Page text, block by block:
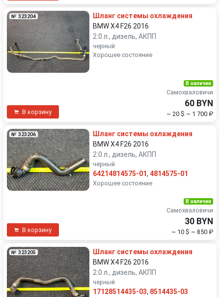
№ 323204
Шланг системы охлаждения
BMW X4 F26 2016
2.0 л., дизель, АКПП
черный
Хорошее состояние
В корзину
В наличии
Самохваловичи
60 BYN
~ 20 $ ~ 1 700 ₽
№ 323206
Шланг системы охлаждения
BMW X4 F26 2016
2.0 л., дизель, АКПП
черный
64214814575-01, 4814575-01
Хорошее состояние
В корзину
В наличии
Самохваловичи
30 BYN
~ 10 $ ~ 850 ₽
№ 323205
Шланг системы охлаждения
BMW X4 F26 2016
2.0 л., дизель, АКПП
черный
17128514435-03, 8514435-03